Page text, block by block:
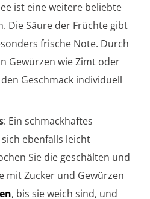
ist eine weitere beliebte
Die Säure der Früchte gibt
frische Note. Durch
Gewürzen wie Zimt oder
Geschmack individuell
: Ein schmackhaftes
ebenfalls leicht
Sie die geschälten und
mit Zucker und Gewürzen
, bis sie weich sind, und